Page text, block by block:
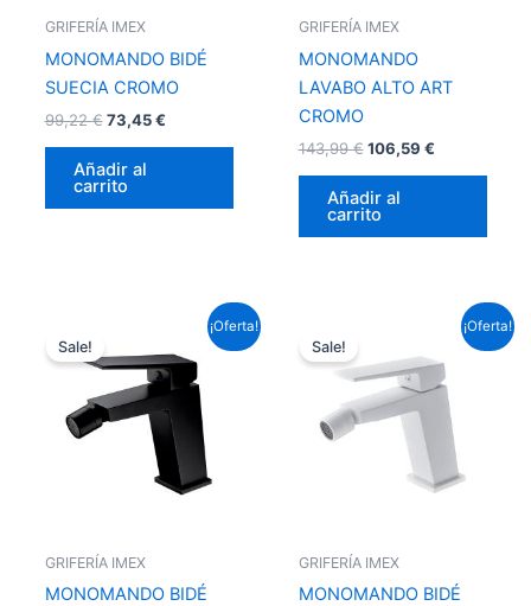
GRIFERÍA IMEX
MONOMANDO BIDÉ
SUECIA CROMO
99,22€ 73,45€
Añadir al
carrito
GRIFERÍA IMEX
MONOMANDO
LAVABO ALTO ART
CROMO
143,99€ 106,59 €
Añadir al
carrito
¡Oferta!
Sale!
GRIFERÍA IMEX
MONOMANDO BIDÉ
original
95,59 €.
precio
actual
es:
70,76 €.
¡Oferta!
Sale!
GRIFERÍA IMEX
MONOMANDO BIDÉ
original
era:
95,59 €.
precio
actual
es:
70,76 €.